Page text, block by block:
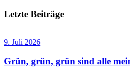
Letzte Beiträge
9. Juli 2026
Grün, grün, grün sind alle